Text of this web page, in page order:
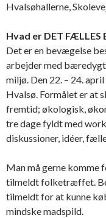
Hvalsøhallerne,
Hvad er DET FÆLLES
Det er en bevægelse
arbejder med
miljø. Den 22. – 24.
Hvalsø. Formålet er at
fremtid; økologisk,
tre dage fyldt med
diskussioner, idéer,
Man må gerne
tilmeldt folketræffet.
tilmeldt for at kunne
mindske madspild.